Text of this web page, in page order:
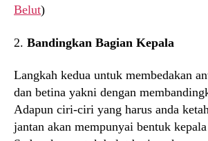
Belut)
2. Bandingkan Bagian Kepala
Langkah kedua untuk membedakan
dan betina yakni dengan
Adapun ciri-ciri yang harus anda
jantan akan mempunyai bentuk